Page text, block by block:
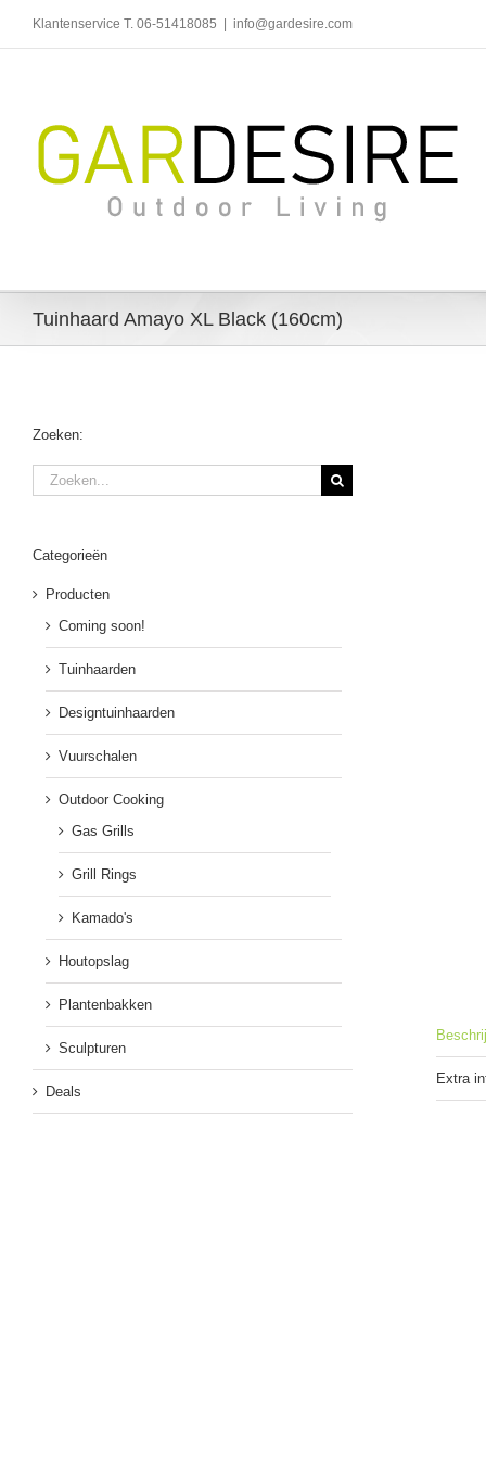
inhoud
Klantenservice T. 06-51418085 info@gardesire.com
Tuinhaard Amayo XL Black (160cm)
Extra
Zoeken:
Zoeken
naar:
Categorieën
Producten
Coming soon!
Tuinhaarden
Designtuinhaarden
Vuurschalen
Outdoor Cooking
Gas Grills
Grill Rings
Kamado's
Houtopslag
Plantenbakken
Sculpturen
Deals